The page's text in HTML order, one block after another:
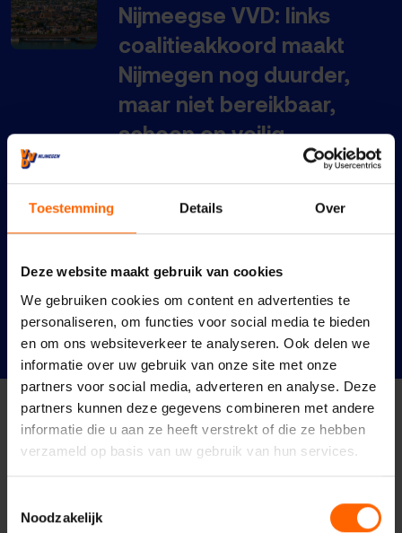
Toestemming Details Over
Deze website maakt gebruik van cookies
We gebruiken cookies om content en advertenties te
personaliseren, om functies voor social media te bieden
en om ons websiteverkeer te analyseren. Ook delen we
informatie over uw gebruik van onze site met onze
partners voor social media, adverteren en analyse. Deze
partners kunnen deze gegevens combineren met andere
informatie die u aan ze heeft verstrekt of die ze hebben
verzameld op basis van uw gebruik van hun services.
Noodzakelijk
Nijmeegse VVD: links
coalitieakkoord maakt
Nijmegen nog duurder,
maar niet bereikbaar,
schoon en veilig
Een schoon en veilig
Nijmegen vraagt om meer
en zichtbaar onderhoud
en handhaving
21 juni 2026
Contact met VVD
Nijmegen